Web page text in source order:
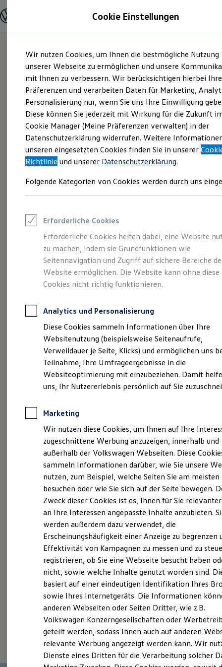
Hauptinhalt
springen
Footer
springen
Modelle und Konfigurator
Modelle vergleichen
Elektroautos
ENERGY Sondermodelle
Nutzfahrzeuge
SUV und CUV
Familienautos
Kombis
Kompaktwagen
Sportwagen
Schnell verfügbare Fahrzeuge
Angebote und Produkte
Aktuelle Angebote
E-Auto-Förderung
Volkswagen Marktplatz
Junge Gebrauchtwagen und Gebrauchtwagen
Saisonangebote
Leasing
Leasing-Angebote
Gebrauchtwagen Leasing
Junge Gebrauchtwagen-Leasing
Elektroauto Leasing
Kleinwagen-Leasing
Leasing ohne Anzahlung
Autokredit mit Schlussrate
Versicherungen und Garantien
Kfz-Versicherung
Restschuldversicherungen
Garantien
Wartungsverträge
Geschäftskunden
Professional Class bei Volkswagen
Großkunden
Behörden
Anpfiff zum Gewinn
Elektroautos
ID. Tutorials
Elektrofahrzeugkonzepte
Reichweite
Reichweite der ID. Modelle
Reichweite im Winter
Laden
Laden unterwegs
Laden Zuhause
Ladezeitensimulator
Batterie
Sicherheit
Garantie und Lebensdauer
Nachhaltigkeit
Technologie
Kosten und Kauf
Verbrauchskosten
Kaufoptionen
E-Auto-Förderung
Software und Konnektivität
Die ID. Software 6
ID. Software Versionen und Updates
Digitale Extras
Schnittstellen zu Ihrem ID.
Mehr Raum für alle(s).
Der Tayron.
Probefahrt vereinbaren
Fahrzeugangebot anfordern
Servicetermin buchen
Serviceanfrage stellen
Cookie Einstellungen
Wir nutzen Cookies, um Ihnen die bestmögliche Nutzung
unserer Webseite zu ermöglichen und unsere
mit Ihnen zu verbessern. Wir berücksichtigen hierbei Ihre
Präferenzen und verarbeiten Daten für Marketing,
Personalisierung nur, wenn Sie uns Ihre Einwilligung
Diese können Sie jederzeit mit Wirkung für die Zukunft
Cookie Manager (Meine Präferenzen verwalten) in der
Datenschutzerklärung widerrufen. Weitere
unseren eingesetzten Cookies finden Sie in unserer
Richtlinie und unserer Datenschutzerklärung.
Folgende Kategorien von Cookies werden durch uns
Erforderliche Cookies
Erforderliche Cookies helfen dabei, eine Website
zu machen, indem sie Grundfunktionen wie
Seitennavigation und Zugriff auf sichere Bereiche
Website ermöglichen. Die Website kann ohne diese
Cookies nicht richtig funktionieren.
Analytics und Personalisierung
Diese Cookies sammeln Informationen über Ihre
Websitenutzung (beispielsweise Seitenaufrufe,
Verweildauer je Seite, Klicks) und ermöglichen uns
Teilnahme, Ihre Umfrageergebnisse in die
Websiteoptimierung mit einzubeziehen. Damit
uns, Ihr Nutzererlebnis persönlich auf Sie
Marketing
Wir nutzen diese Cookies, um Ihnen auf Ihre
zugeschnittene Werbung anzuzeigen, innerhalb und
außerhalb der Volkswagen Webseiten. Diese
sammeln Informationen darüber, wie Sie unsere
nutzen, zum Beispiel, welche Seiten Sie am meisten
besuchen oder wie Sie sich auf der Seite bewegen.
Zweck dieser Cookies ist es, Ihnen für Sie
an Ihre Interessen angepasste Inhalte anzubieten.
werden außerdem dazu verwendet, die
Erscheinungshäufigkeit einer Anzeige zu begrenzen
Effektivität von Kampagnen zu messen und zu
registrieren, ob Sie eine Webseite besucht haben
nicht, sowie welche Inhalte genutzt worden sind.
basiert auf einer eindeutigen Identifikation Ihres
sowie Ihres Internetgeräts. Die Informationen
anderen Webseiten oder Seiten Dritter, wie z.B.
Volkswagen Konzerngesellschaften oder
geteilt werden, sodass Ihnen auch auf anderen
relevante Werbung angezeigt werden kann. Wir
Dienste eines Dritten für die Verarbeitung solcher